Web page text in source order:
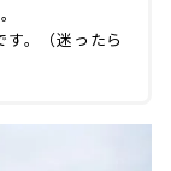
。（迷ったら